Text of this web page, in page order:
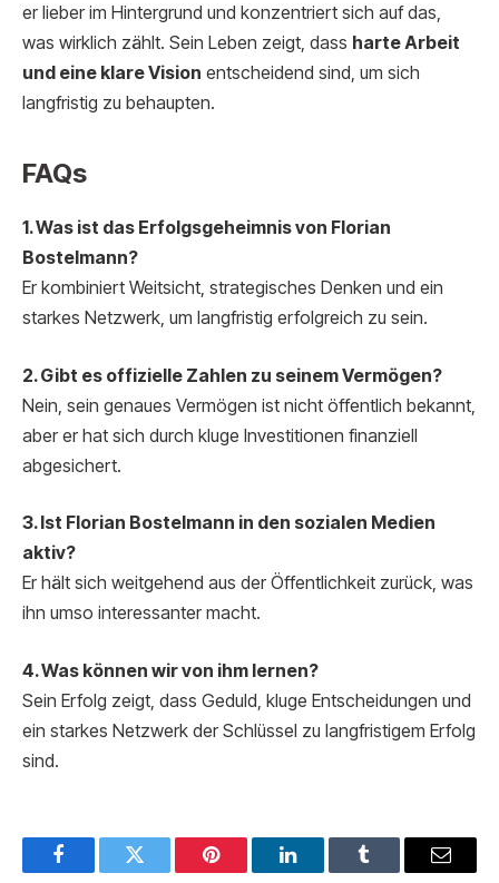
er lieber im Hintergrund und konzentriert sich auf das,
was wirklich zählt. Sein Leben zeigt, dass harte Arbeit
und eine klare Vision entscheidend sind, um sich
langfristig zu behaupten.
FAQs
1. Was ist das Erfolgsgeheimnis von Florian
Bostelmann?
Er kombiniert Weitsicht, strategisches Denken und ein
starkes Netzwerk, um langfristig erfolgreich zu sein.
2. Gibt es offizielle Zahlen zu seinem Vermögen?
Nein, sein genaues Vermögen ist nicht öffentlich bekannt,
aber er hat sich durch kluge Investitionen finanziell
abgesichert.
3. Ist Florian Bostelmann in den sozialen Medien
aktiv?
Er hält sich weitgehend aus der Öffentlichkeit zurück, was
ihn umso interessanter macht.
4. Was können wir von ihm lernen?
Sein Erfolg zeigt, dass Geduld, kluge Entscheidungen und
ein starkes Netzwerk der Schlüssel zu langfristigem Erfolg
sind.
FacebookTwitter Pinterest LinkedInTumblr Email